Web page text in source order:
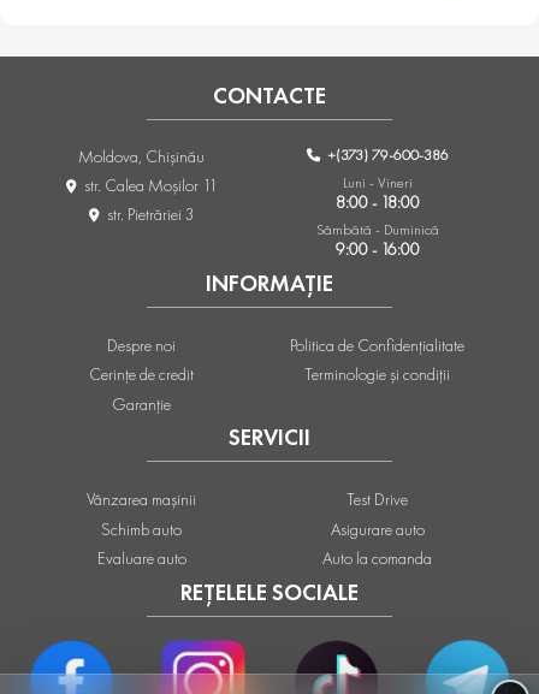
SERVICII
Vânzarea mașinii
Schimb auto
Evaluare auto
Test Drive
Asigurare auto
Auto la comanda
INFORMAȚIE
Despre noi
Cerințe de credit
Garanție
Politica de Confidențialitate
Terminologie și condiții
CONTACTE
Moldova, Chişinău
str. Calea Moşilor 11
str. Pietrăriei 3
+(373) 79-600-386
Luni - Vineri
8:00 - 18:00
Sâmbătă - Duminică
9:00 - 16:00
REȚELELE SOCIALE